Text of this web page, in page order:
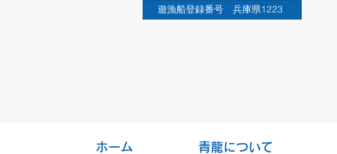
遊漁船登録番号 兵庫県1223
ホーム 青龍について